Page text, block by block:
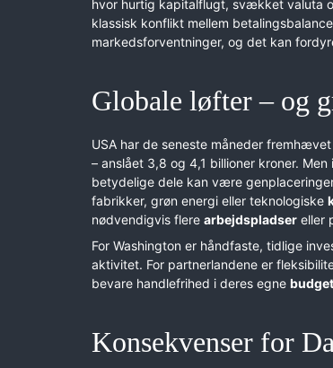
hvor hurtig kapitalflugt, svækket valuta
klassisk konflikt mellem
markedsforventninger, og det kan
Globale løfter – og
USA har de seneste måneder
– anslået 3,8 og 4,1 billioner kroner.
betydelige dele kan være
fabrikker, grøn energi eller teknologiske
nødvendigvis flere arbejdspladser eller
For Washington er håndfaste, tidlige
aktivitet. For partnerlandene er
bevare handlefrihed i deres egne
Konsekvenser for